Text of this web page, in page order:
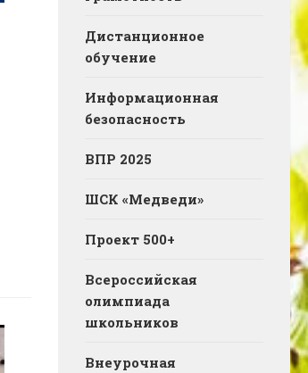
Дистанционное
обучение
Информационная
безопасность
ВПР 2025
ШСК «Медведи»
Проект 500+
Всероссийская
олимпиада
школьников
Внеурочная